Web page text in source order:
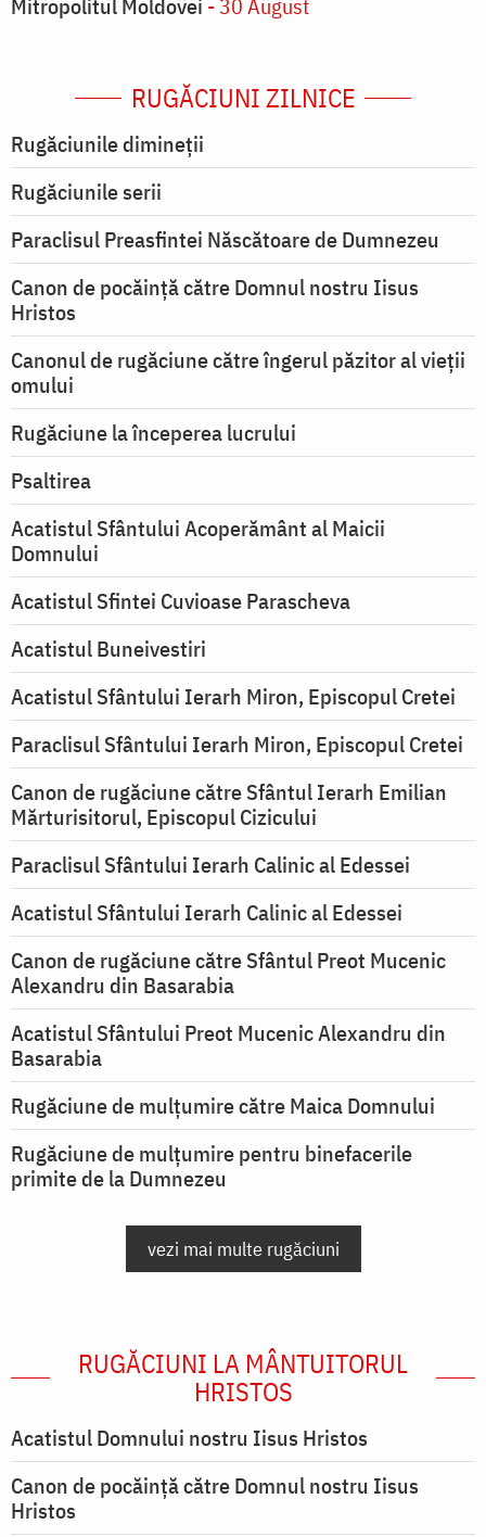
Mitropolitul Moldovei - 30 August
RUGĂCIUNI ZILNICE
Rugăciunile dimineții
Rugăciunile serii
Paraclisul Preasfintei Născătoare de Dumnezeu
Canon de pocăință către Domnul nostru Iisus
Hristos
Canonul de rugăciune către îngerul păzitor al vieții
omului
Rugăciune la începerea lucrului
Psaltirea
Acatistul Sfântului Acoperământ al Maicii
Domnului
Acatistul Sfintei Cuvioase Parascheva
Acatistul Buneivestiri
Acatistul Sfântului Ierarh Miron, Episcopul Cretei
Paraclisul Sfântului Ierarh Miron, Episcopul Cretei
Canon de rugăciune către Sfântul Ierarh Emilian
Mărturisitorul, Episcopul Cizicului
Paraclisul Sfântului Ierarh Calinic al Edessei
Acatistul Sfântului Ierarh Calinic al Edessei
Canon de rugăciune către Sfântul Preot Mucenic
Alexandru din Basarabia
Acatistul Sfântului Preot Mucenic Alexandru din
Basarabia
Rugăciune de mulţumire către Maica Domnului
Rugăciune de mulțumire pentru binefacerile
primite de la Dumnezeu
vezi mai multe rugăciuni
RUGĂCIUNI LA MÂNTUITORUL
HRISTOS
Acatistul Domnului nostru Iisus Hristos
Canon de pocăință către Domnul nostru Iisus
Hristos